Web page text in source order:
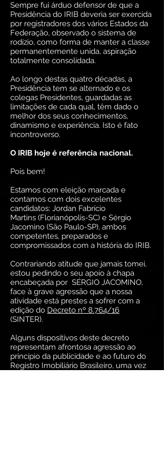
Sempre fui árduo defensor de que a
Presidência do IRIB deveria ser exercida
por registradores dos vários Estados da
Federação, observado o sistema de
rodízio, como forma de manter a classe
permanentemente unida, aspiração
totalmente consolidada.
Ao longo destas quatro décadas, a
Presidência tem se alternado e os
colegas Presidentes, guardadas as
limitações de cada qual, têm dado o
melhor dos seus conhecimentos,
dinamismo e experiência. Isto é fato
incontroverso.
O IRIB hoje é referência nacional.
Pois bem!
Estamos com eleição marcada e
contamos com dois excelentes
candidatos: Jordan Fabrício
Martins (Florianópolis-SC) e Sérgio
Jacomino (São Paulo-SP), ambos
competentes, preparados e
compromissados com a história do IRIB.
Contrariando atitude que jamais tomei,
estou pedindo o seu apoio à chapa
encabeçada por SÉRGIO JACOMINO,
face à grave agressão que a nossa
atividade está prestes a sofrer com a
edição do Decreto nº 8.764/16
(SINTER).
Alguns dispositivos deste decreto
representam afrontosa agressão ao
princípio da publicidade e ao futuro do
Registro Imobiliário Brasileiro, uma vez